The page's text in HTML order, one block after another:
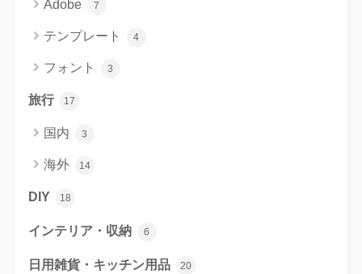
Adobe 7
テンプレート 4
フォント 3
旅行 17
国内 3
海外 14
DIY 18
インテリア・収納 6
日用雑貨・キッチン用品 20